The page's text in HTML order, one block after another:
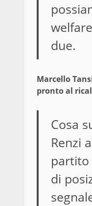
due.
Marcello
pronto al
Cosa
Renzi
partito
di